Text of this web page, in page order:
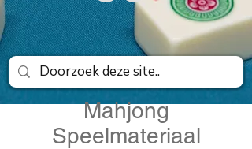
Mahjong
Speelmateriaal